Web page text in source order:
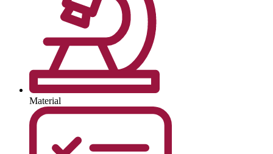
Material